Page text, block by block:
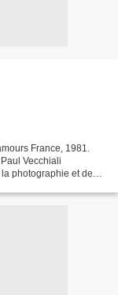
France, 1981.
Vecchiali
photographie et des